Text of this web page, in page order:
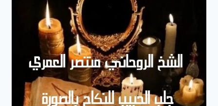
’كشوفات
مجانية’